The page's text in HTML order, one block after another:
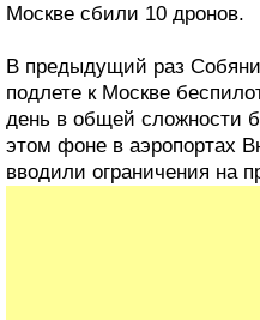
Москве сбили 10 дронов.
В предыдущий раз
подлете к Москве
день в общей сложности
этом фоне в аэропортах
вводили ограничения на